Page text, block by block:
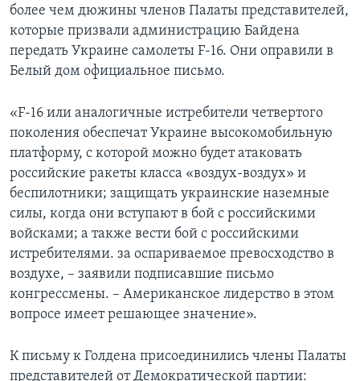
более чем дюжины членов Палаты представителей,
которые призвали администрацию Байдена
передать Украине самолеты F-16. Они оправили в
Белый дом официальное письмо.
«F-16 или аналогичные истребители четвертого
поколения обеспечат Украине высокомобильную
платформу, с которой можно будет атаковать
российские ракеты класса «воздух-воздух» и
беспилотники; защищать украинские наземные
силы, когда они вступают в бой с российскими
войсками; а также вести бой с российскими
истребителями. за оспариваемое превосходство в
воздухе, – заявили подписавшие письмо
конгрессмены. – Американское лидерство в этом
вопросе имеет решающее значение».
К письму к Голдена присоединились члены Палаты
представителей от Демократической партии: